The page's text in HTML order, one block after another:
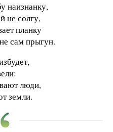
наизнанку,
не солгу,
планку
сам прыгун.
люди,
земли.